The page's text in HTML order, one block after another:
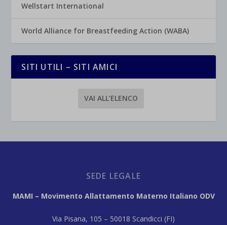
Wellstart International
World Alliance for Breastfeeding Action (WABA)
SITI UTILI – SITI AMICI
VAI ALL’ELENCO
SEDE LEGALE
MAMI – Movimento Allattamento Materno Italiano ODV
Via Pisana, 105 – 50018 Scandicci (FI)